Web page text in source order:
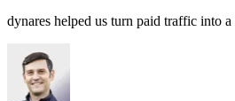
dynares helped us turn paid traffic into